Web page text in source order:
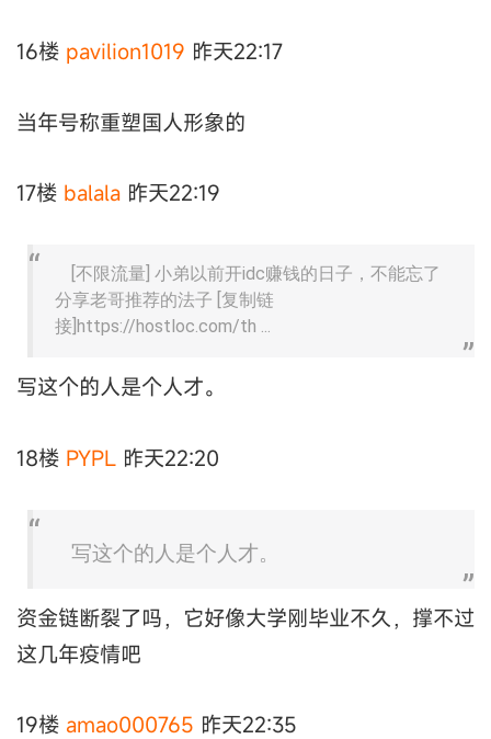
16楼 pavilion1019 昨天22:17
当年号称重塑国人形象的
17楼 balala 昨天22:19
[不限流量] 小弟以前开idc赚钱的日子，不能忘了
分享老哥推荐的法子 [复制链
接]https://hostloc.com/th ...
写这个的人是个人才。
18楼 PYPL 昨天22:20
写这个的人是个人才。
资金链断裂了吗，它好像大学刚毕业不久，撑不过
这几年疫情吧
19楼 amao000765 昨天22:35